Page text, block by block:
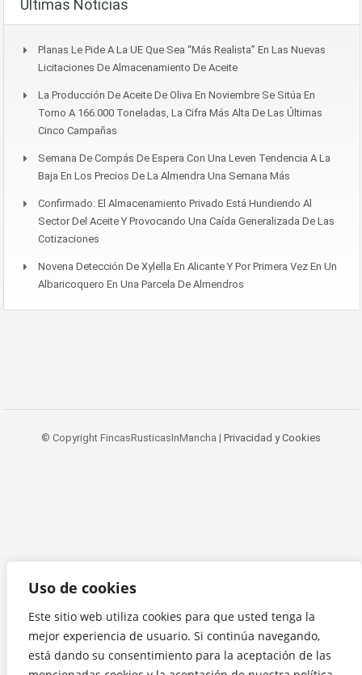
Uso de cookies
Este sitio web utiliza cookies para que usted tenga la
mejor experiencia de usuario. Si continúa navegando,
está dando su consentimiento para la aceptación de las
Últimas Noticias
Planas Le Pide A La UE Que Sea “más Realista” En Las Nuevas
Licitaciones De Almacenamiento De Aceite
La Producción De Aceite De Oliva En Noviembre Se Sitúa En
Torno A 166.000 Toneladas, La Cifra Más Alta De Las Últimas
Cinco Campañas
Semana De Compás De Espera Con Una Leven Tendencia A La
Baja En Los Precios De La Almendra Una Semana Más
Confirmado: El Almacenamiento Privado Está Hundiendo Al
Sector Del Aceite Y Provocando Una Caída Generalizada De Las
Cotizaciones
Novena Detección De Xylella En Alicante Y Por Primera Vez En Un
Albaricoquero En Una Parcela De Almendros
© Copyright FincasRusticasInMancha | Privacidad y Cookies